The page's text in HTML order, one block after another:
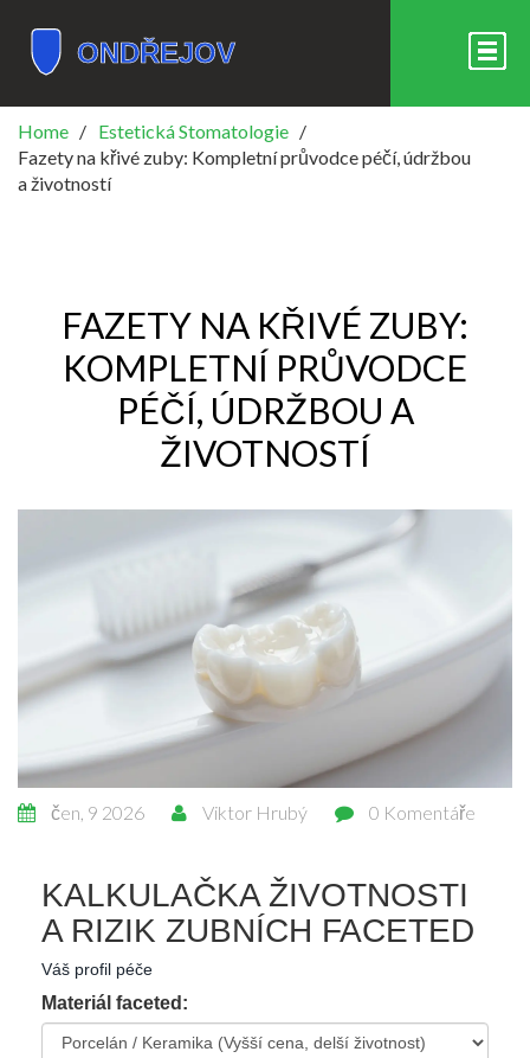
Home
Estetická Stomatologie
Fazety na křivé zuby: Kompletní průvodce péčí, údržbou
a životností
FAZETY NA KŘIVÉ ZUBY:
KOMPLETNÍ PRŮVODCE
PÉČÍ, ÚDRŽBOU A
ŽIVOTNOSTÍ
čen, 9 2026 Viktor Hrubý 0 Komentáře
KALKULAČKA ŽIVOTNOSTI
A RIZIK ZUBNÍCH FACETED
Váš profil péče
Materiál faceted: